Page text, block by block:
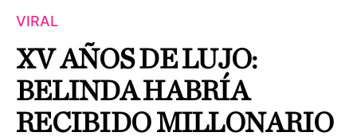
VIRAL
XV AÑOS DE LUJO:
BELINDA HABRÍA
RECIBIDO MILLONARIO